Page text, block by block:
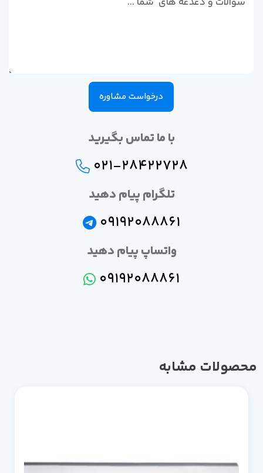
درخواست مشاوره
با ما تماس بگیرید
021-28422728
تلگرام پیام دهید
09192088861
واتساپ پیام دهید
09192088861
مشابه